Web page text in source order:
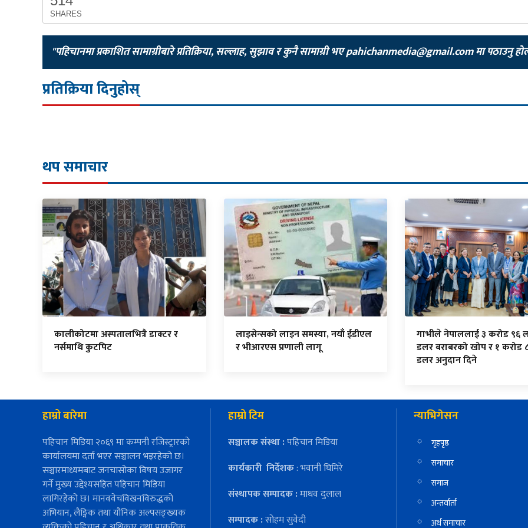
SHARES
"पहिचानमा प्रकाशित सामाग्रीबारे प्रतिक्रिया, सल्लाह, सुझाव र कुनै सामाग्री भएpahichanmedia@gmail.comमा पठाउनु
प्रतिक्रिया दिनुहोस्
थप समाचार
कालीकोटमा अस्पतालभित्रै डाक्टर र
नर्समाथि कुटपिट
लाइसेन्सको लाइन समस्या, नयाँ ईडीएल
र भीआरएस प्रणाली लागू
गाभीले नेपाललाई ३ करोड ९६
डलर बराबरको खोप र १ करोड
डलर अनुदान दिने
हाम्रो बारेमा
पहिचान मिडिया २०६९ मा कम्पनी रजिस्ट्रारको
कार्यालयमा दर्ता भएर सञ्चालन भइरहेको छ।
सञ्चारमाध्यमबाट जनचासोका विषय उजागर
गर्ने मुख्य उद्देश्यसहित पहिचान मिडिया
लागिरहेको छ। मानववेचविखनविरुद्धको
अभियान, लैङ्गिक तथा यौनिक अल्पसङ्ख्यक
हाम्रो टिम
सञ्चालक संस्था :पहिचान मिडिया
कार्यकारी निर्देशक: भवानी घिमिरे
संस्थापक सम्पादक :माधव दुलाल
सम्पादक :सोहम सुवेदी
न्याभिगेसन
गृहपृष्ठ
समाचार
समाज
अन्तर्वार्ता
अर्थ समाचार